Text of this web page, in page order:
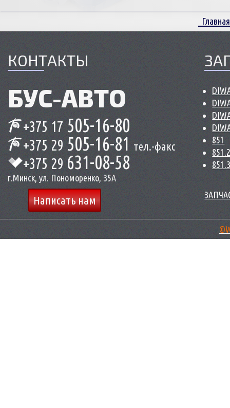
Втулки
Главная
КОНТАКТЫ
БУС-АВТО
+375 17 505-16-80
+375 29 505-16-81 тел.-факс
+375 29 631-08-58
г.Минск, ул. Пономоренко, 35А
Написать нам
851